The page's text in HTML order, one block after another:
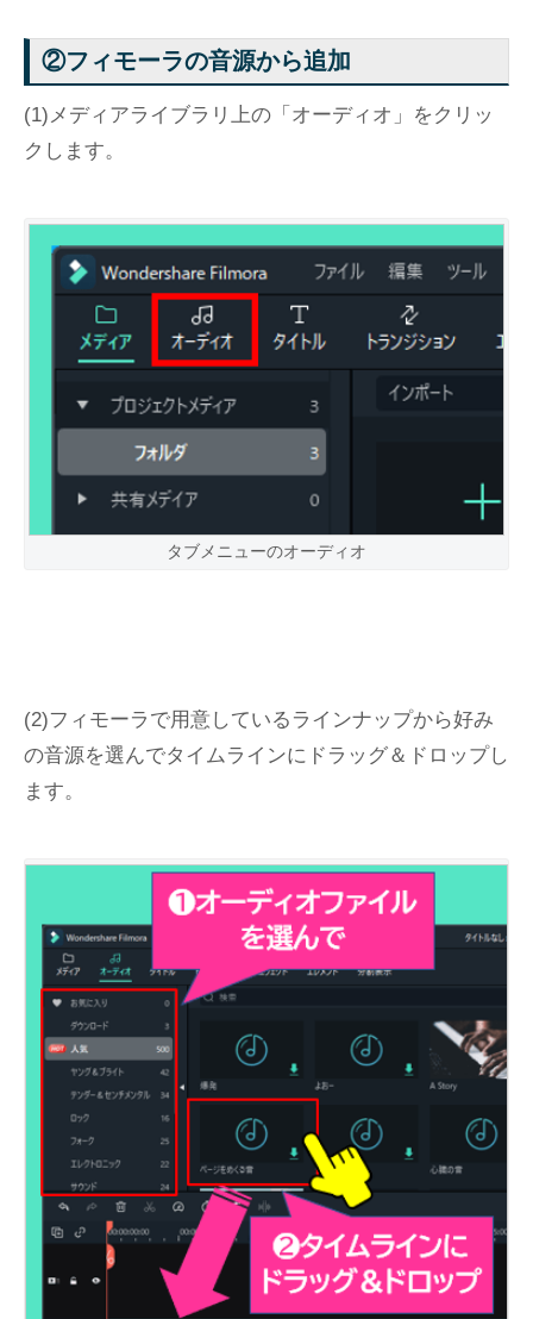
②フィモーラの音源から追加
(1)メディアライブラリ上の「オーディオ」をクリッ
クします。
タブメニューのオーディオ
(2)フィモーラで用意しているラインナップから好み
の音源を選んでタイムラインにドラッグ＆ドロップし
ます。